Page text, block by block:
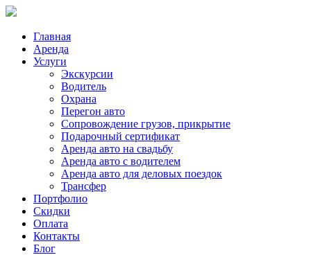
Главная
Аренда
Услуги
Экскурсии
Водитель
Охрана
Перегон авто
Сопровождение грузов, прикрытие
Подарочный сертификат
Аренда авто на свадьбу
Аренда авто с водителем
Аренда авто для деловых поездок
Трансфер
Портфолио
Скидки
Оплата
Контакты
Блог